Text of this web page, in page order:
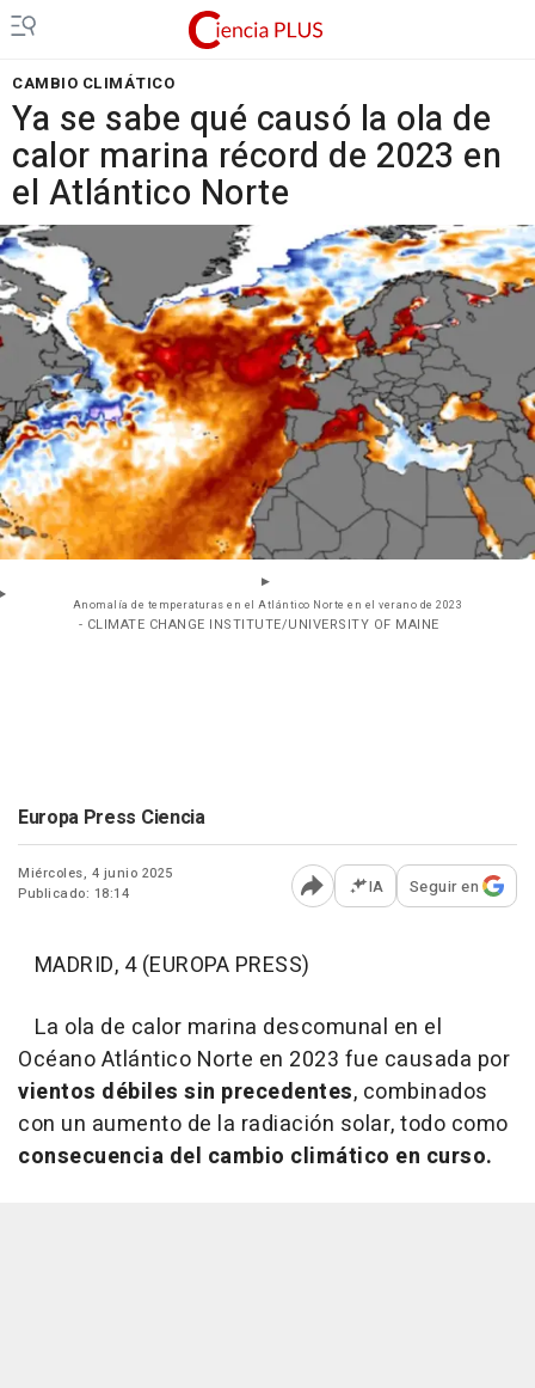
CAMBIO CLIMÁTICO
Ya se sabe qué causó la ola de
calor marina récord de 2023 en
el Atlántico Norte
Anomalía de temperaturas en el Atlántico Norte en el verano de 2023
- CLIMATE CHANGE INSTITUTE/UNIVERSITY OF MAINE
Europa Press Ciencia
Miércoles, 4 junio 2025
Publicado: 18:14
Abrir opciones para
IA Seguir en
MADRID, 4 (EUROPA PRESS)
La ola de calor marina descomunal en el
Océano Atlántico Norte en 2023 fue causada por
vientos débiles sin precedentes, combinados
con un aumento de la radiación solar, todo como
consecuencia del cambio climático en curso.